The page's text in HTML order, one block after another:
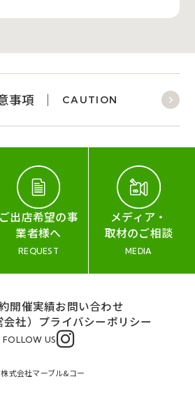
事項 CAUTION
ご出店希望の事
業者様へ
REQUEST
メディア・
取材のご相談
MEDIA
開催実績お問い合わせ
社） プライバシーポリシー
FOLLOW US
式会社マーブル&コー